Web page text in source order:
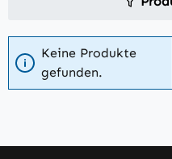
Keine Produkte
gefunden.